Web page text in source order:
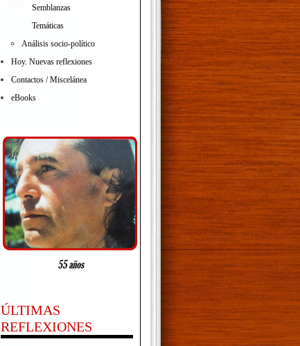
Semblanzas
Temáticas
Análisis socio-político
Hoy. Nuevas reflexiones
Contactos / Miscelánea
eBooks
ÚLTIMAS
REFLEXIONES